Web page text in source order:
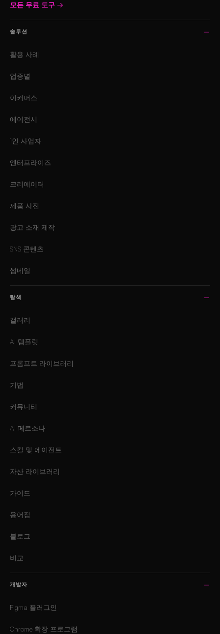
모든 무료 도구 →
솔루션
활용 사례
업종별
이커머스
에이전시
1인 사업자
엔터프라이즈
크리에이터
제품 사진
광고 소재 제작
SNS 콘텐츠
썸네일
탐색
갤러리
AI 템플릿
프롬프트 라이브러리
기법
커뮤니티
AI 페르소나
스킬 및 에이전트
자산 라이브러리
가이드
용어집
블로그
비교
개발자
Figma 플러그인
Chrome 확장 프로그램